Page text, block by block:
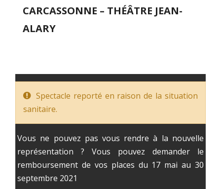
CARCASSONNE – THÉÂTRE JEAN-
ALARY
Spectacle reporté en raison de la situation
sanitaire.
Vous ne pouvez pas vous rendre à la nouvelle
représentation ? Vous pouvez demander le
remboursement de vos places du 17 mai au 30
septembre 2021